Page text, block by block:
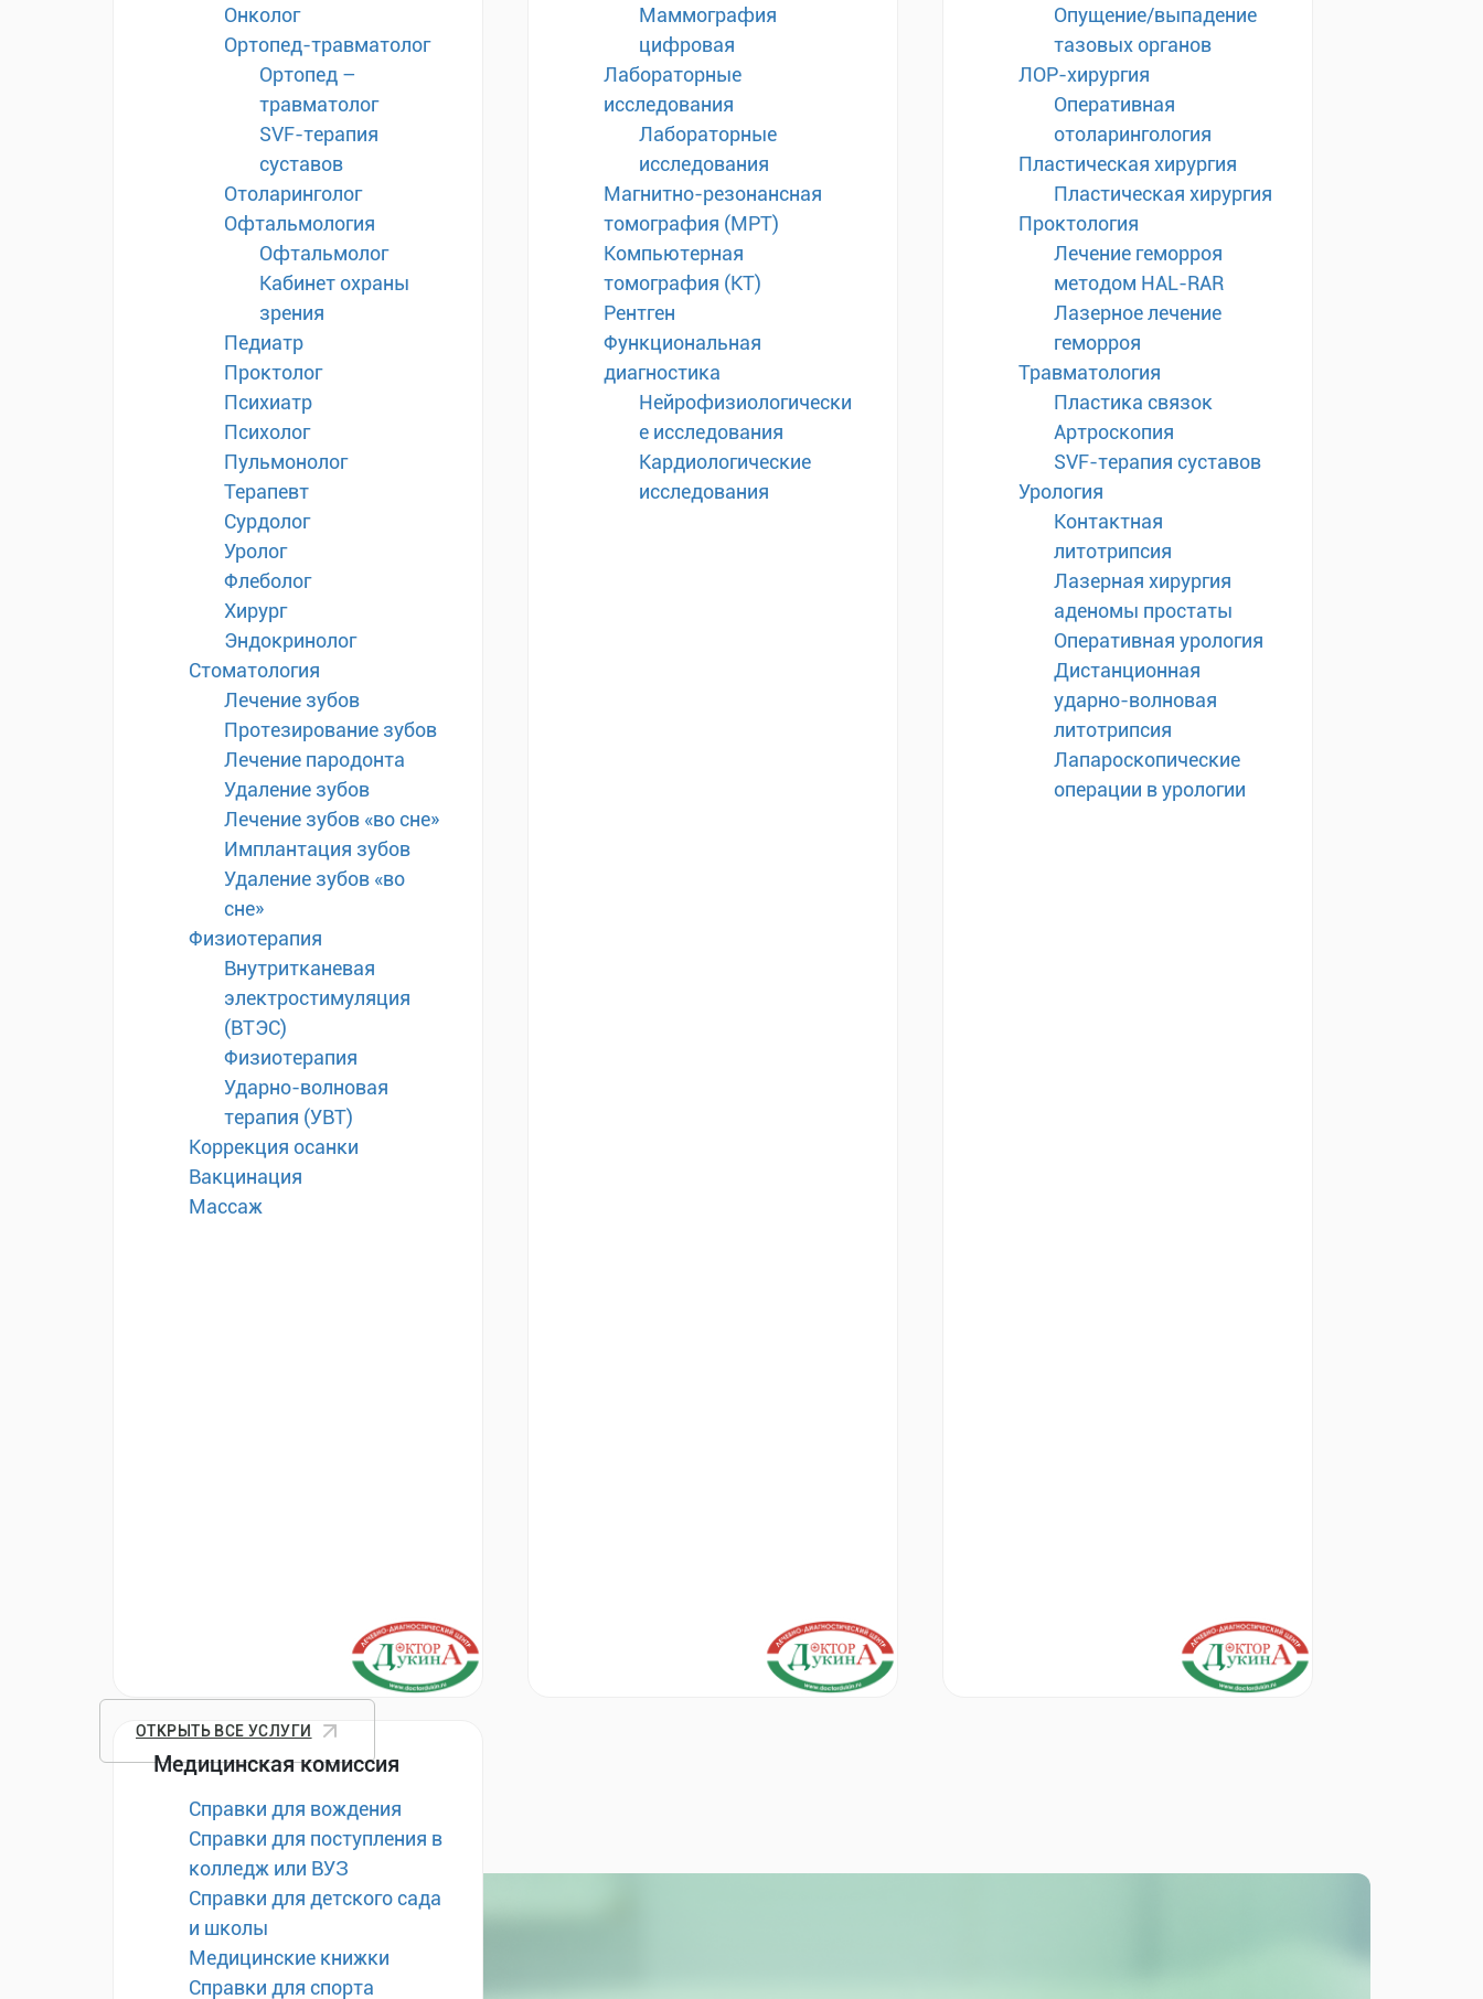
Онколог
Ортопед-травматолог
Ортопед –
травматолог
SVF-терапия
суставов
Отоларинголог
Офтальмология
Офтальмолог
Кабинет охраны
зрения
Педиатр
Проктолог
Психиатр
Психолог
Пульмонолог
Терапевт
Сурдолог
Уролог
Флеболог
Хирург
Эндокринолог
Стоматология
Лечение зубов
Протезирование зубов
Лечение пародонта
Удаление зубов
Лечение зубов «во сне»
Имплантация зубов
Удаление зубов «во
сне»
Физиотерапия
Внутритканевая
электростимуляция
(ВТЭС)
Физиотерапия
Ударно-волновая
терапия (УВТ)
Коррекция осанки
Вакцинация
Массаж
Маммография
цифровая
Лабораторные
исследования
Лабораторные
исследования
Магнитно-резонансная
томография (МРТ)
Компьютерная
томография (КТ)
Рентген
Функциональная
диагностика
Нейрофизиологически
е исследования
Кардиологические
исследования
Опущение/выпадение
тазовых органов
ЛОР-хирургия
Оперативная
отоларингология
Пластическая хирургия
Пластическая хирургия
Проктология
Лечение геморроя
методом HAL-RAR
Лазерное лечение
геморроя
Травматология
Пластика связок
Артроскопия
SVF-терапия суставов
Урология
Контактная
литотрипсия
Лазерная хирургия
аденомы простаты
Оперативная урология
Дистанционная
ударно-волновая
литотрипсия
Лапароскопические
операции в урологии
Медицинская комиссия
Справки для вождения
Справки для поступления в
колледж или ВУЗ
Справки для детского сада
и школы
Медицинские книжки
Справки для спорта
ОТКРЫТЬ ВСЕ УСЛУГИ